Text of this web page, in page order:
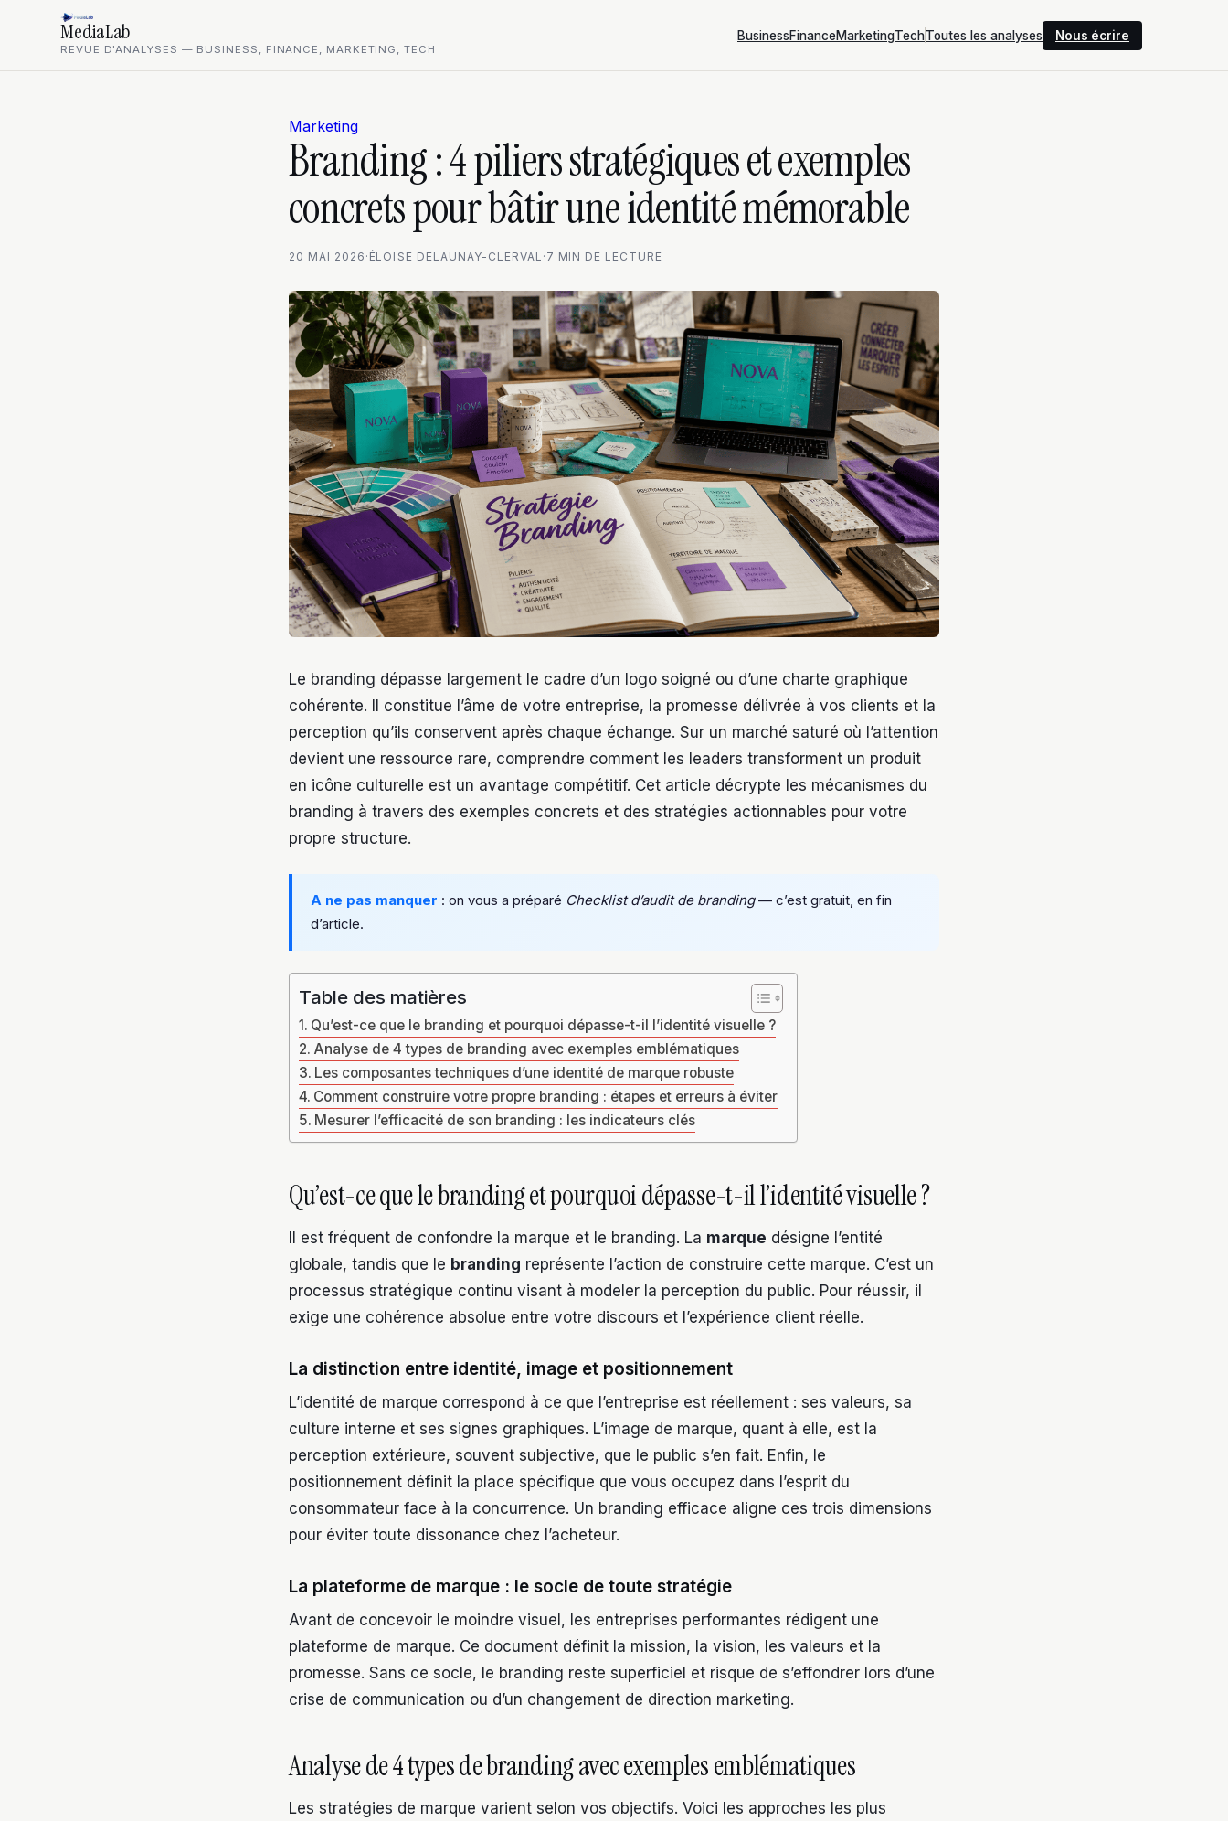
MediaLab
REVUE D'ANALYSES — BUSINESS, FINANCE, MARKETING, TECH
BusinessFinanceMarketingTechToutes les analyses Nous écrire
Marketing
Branding : 4 piliers stratégiques et exemples
concrets pour bâtir une identité mémorable
20 MAI 2026 · ÉLOÏSE DELAUNAY-CLERVAL · 7 MIN DE LECTURE
Le branding dépasse largement le cadre d’un logo soigné ou d’une charte graphique
cohérente. Il constitue l’âme de votre entreprise, la promesse délivrée à vos clients et la
perception qu’ils conservent après chaque échange. Sur un marché saturé où l’attention
devient une ressource rare, comprendre comment les leaders transforment un produit
en icône culturelle est un avantage compétitif. Cet article décrypte les mécanismes du
branding à travers des exemples concrets et des stratégies actionnables pour votre
propre structure.
A ne pas manquer : on vous a préparé Checklist d’audit de branding— c’est gratuit, en fin
d’article.
Table des matières
Qu’est-ce que le branding et pourquoi dépasse-t-il l’identité visuelle ?
Analyse de 4 types de branding avec exemples emblématiques
Les composantes techniques d’une identité de marque robuste
Comment construire votre propre branding : étapes et erreurs à éviter
Mesurer l’efficacité de son branding : les indicateurs clés
Qu’est-ce que le branding et pourquoi dépasse-t-il l’identité visuelle ?
Il est fréquent de confondre la marque et le branding. La marque désigne l’entité
globale, tandis que le branding représente l’action de construire cette marque. C’est un
processus stratégique continu visant à modeler la perception du public. Pour réussir, il
exige une cohérence absolue entre votre discours et l’expérience client réelle.
La distinction entre identité, image et positionnement
L’identité de marque correspond à ce que l’entreprise est réellement : ses valeurs, sa
culture interne et ses signes graphiques. L’image de marque, quant à elle, est la
perception extérieure, souvent subjective, que le public s’en fait. Enfin, le
positionnement définit la place spécifique que vous occupez dans l’esprit du
consommateur face à la concurrence. Un branding efficace aligne ces trois dimensions
pour éviter toute dissonance chez l’acheteur.
La plateforme de marque : le socle de toute stratégie
Avant de concevoir le moindre visuel, les entreprises performantes rédigent une
plateforme de marque. Ce document définit la mission, la vision, les valeurs et la
promesse. Sans ce socle, le branding reste superficiel et risque de s’effondrer lors d’une
crise de communication ou d’un changement de direction marketing.
Analyse de 4 types de branding avec exemples emblématiques
Les stratégies de marque varient selon vos objectifs. Voici les approches les plus